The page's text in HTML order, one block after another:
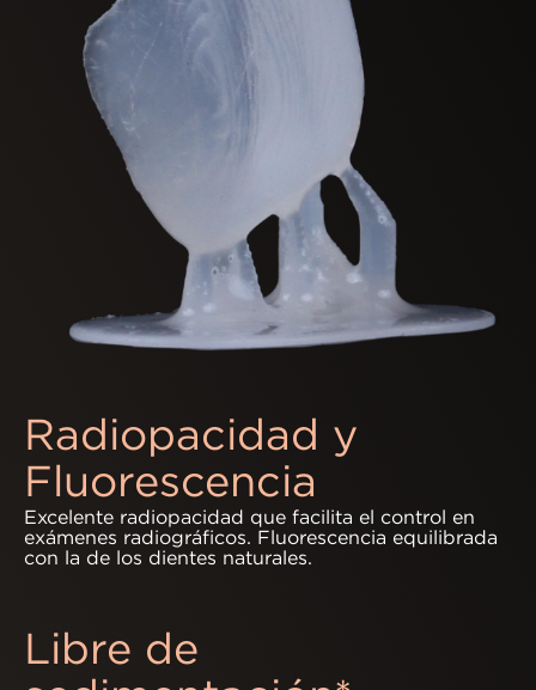
Radiopacidad y
Fluorescencia
Excelente radiopacidad que facilita el control en
exámenes radiográficos. Fluorescencia equilibrada
con la de los dientes naturales.
Libre de